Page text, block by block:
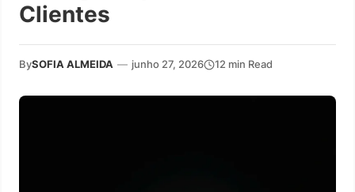
Clientes
BySOFIA ALMEIDA — junho 27, 2026 12 min Read